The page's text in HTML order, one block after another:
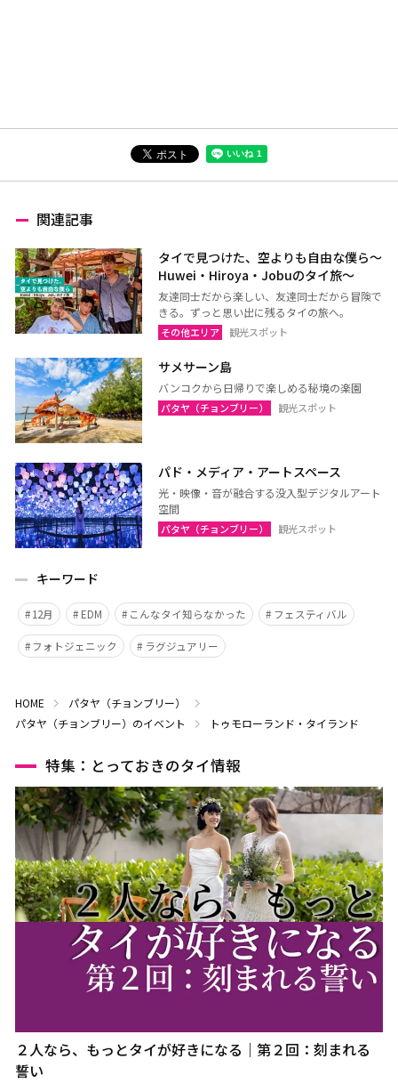
関連記事
タイで見つけた、空よりも自由な僕ら～
Huwei・Hiroya・Jobuのタイ旅～
友達同士だから楽しい、友達同士だから冒険で
きる。ずっと思い出に残るタイの旅へ。
その他エリア 観光スポット
サメサーン島
バンコクから日帰りで楽しめる秘境の楽園
パタヤ（チョンブリー） 観光スポット
パド・メディア・アートスペース
光・映像・音が融合する没入型デジタルアート
空間
パタヤ（チョンブリー） 観光スポット
キーワード
12月 EDM こんなタイ知らなかった フェスティバル
フォトジェニック ラグジュアリー
HOME
パタヤ（チョンブリー）
パタヤ（チョンブリー）のイベント
トゥモローランド・タイランド
特集：とっておきのタイ情報
２人なら、もっとタイが好きになる｜第２回：刻まれる
誓い